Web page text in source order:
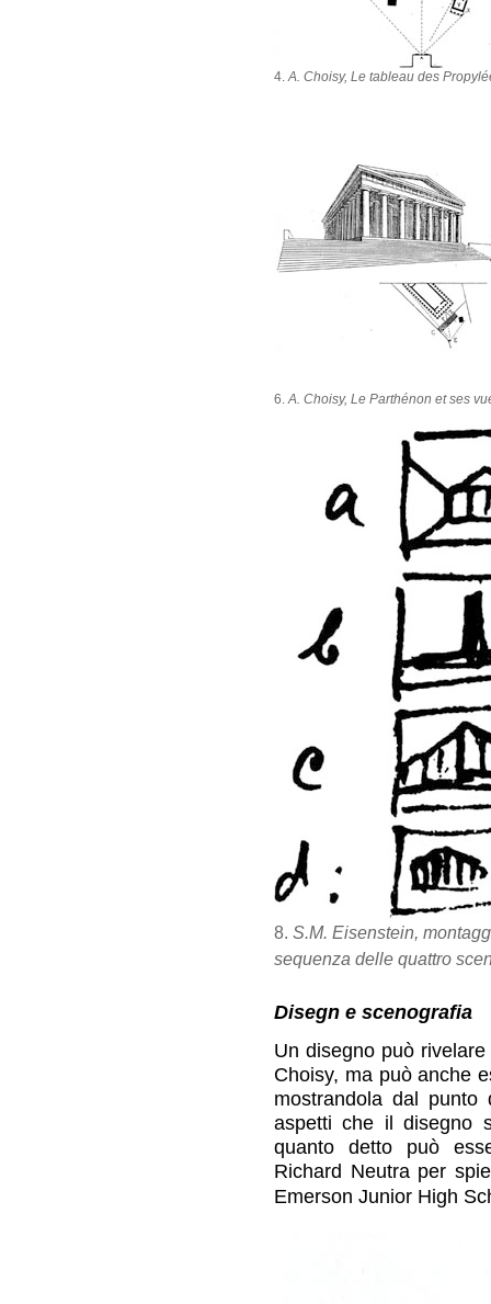
4.A. Choisy, Le tableau des
6.A. Choisy, Le Parthénon et ses
8. S.M. Eisenstein,
sequenza delle quattro
Disegn e scenografia
Un disegno può
Choisy, ma può anche
mostrandola dal punto
aspetti che il disegno
quanto detto può
Richard Neutra per
Emerson Junior High